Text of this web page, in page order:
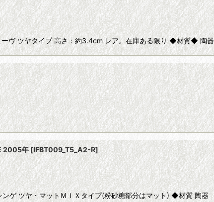
ヴ ツヤタイプ 高さ：約3.4cm レア。在庫ある限り ◆材質◆ 陶器
2005年 [IFBT009_T5_A2-R]
ゲ ツヤ・マットＭＩＸタイプ(粉砂糖部分はマット) ◆材質 陶器